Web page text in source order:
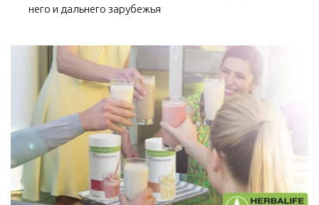
него и дальнего зарубежья